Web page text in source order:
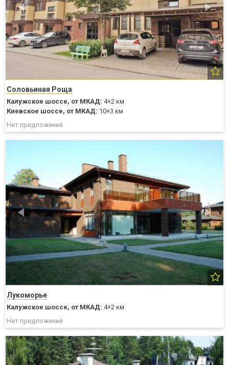
Соловьиная Роща
Калужское шоссе, от МКАД: 4+2 км
Киевское шоссе, от МКАД: 10+3 км
Нет предложений
Лукоморье
Калужское шоссе, от МКАД: 4+2 км
Нет предложений